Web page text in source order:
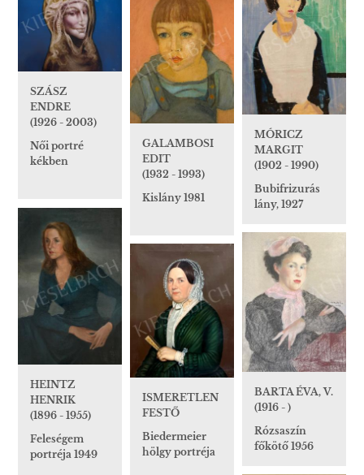
SZÁSZ
ENDRE
(1926 - 2003)
Női portré
kékben
MÓRICZ
MARGIT
(1902 - 1990)
Bubifrizurás
lány, 1927
GALAMBOSI
EDIT
(1932 - 1993)
Kislány 1981
HEINTZ
HENRIK
(1896 - 1955)
Feleségem
portréja 1949
BARTA ÉVA, V.
(1916 - )
Rózsaszín
főkötő 1956
ISMERETLEN
FESTŐ
Biedermeier
hölgy portréja